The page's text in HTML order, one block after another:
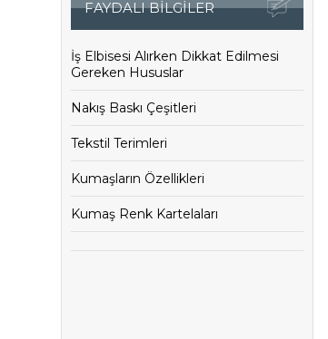
FAYDALI BİLGİLER
İş Elbisesi Alırken Dikkat Edilmesi
Gereken Hususlar
Nakış Baskı Çeşitleri
Tekstil Terimleri
Kumaşların Özellikleri
Kumaş Renk Kartelaları